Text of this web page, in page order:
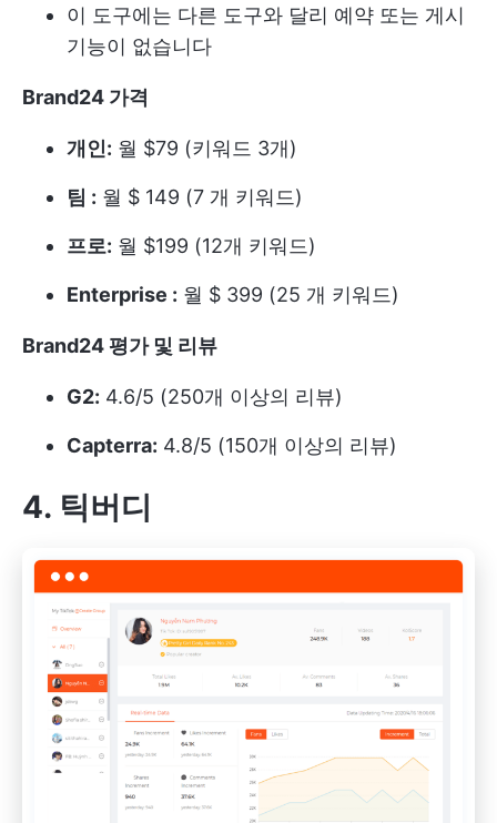
이 도구에는 다른 도구와 달리 예약 또는 게시
기능이 없습니다
Brand24 가격
개인: 월 $79 (키워드 3개)
팀 : 월 $ 149 (7 개 키워드)
프로: 월 $199 (12개 키워드)
Enterprise : 월 $ 399 (25 개 키워드)
Brand24 평가 및 리뷰
G2: 4.6/5 (250개 이상의 리뷰)
Capterra: 4.8/5 (150개 이상의 리뷰)
4. 틱버디